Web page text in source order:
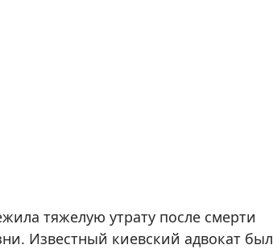
тяжелую утрату после смерти
Известный киевский адвокат был